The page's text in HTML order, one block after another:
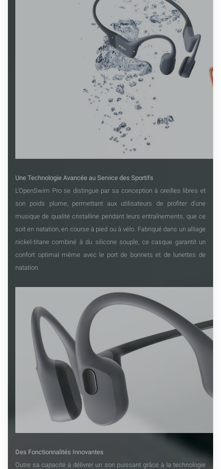
Une Technologie Avancée au Service des Sportifs
L'OpenSwim Pro se distingue par sa conception à oreilles libres et
son poids plume, permettant aux utilisateurs de profiter d'une
musique de qualité cristalline pendant leurs entraînements, que ce
soit en natation, en course à pied ou à vélo. Fabriqué dans un alliage
nickel-titane combiné à du silicone souple, ce casque garantit un
confort optimal même avec le port de bonnets et de lunettes de
natation.
Des Fonctionnalités Innovantes
Outre sa capacité à délivrer un son puissant grâce à la technologie